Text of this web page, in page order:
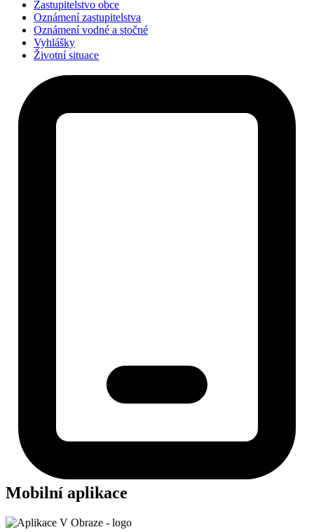
Zastupitelstvo obce
Oznámení zastupitelstva
Oznámení vodné a stočné
Vyhlášky
Životní situace
Mobilní aplikace